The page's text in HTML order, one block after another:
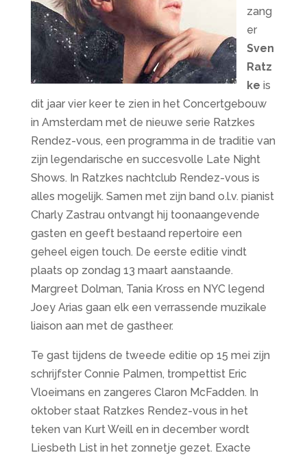
zang
er
Sven
Ratz
ke is
dit jaar vier keer te zien in het Concertgebouw
in Amsterdam met de nieuwe serie Ratzkes
Rendez-vous, een programma in de traditie van
zijn legendarische en succesvolle Late Night
Shows. In Ratzkes nachtclub Rendez-vous is
alles mogelijk. Samen met zijn band o.l.v. pianist
Charly Zastrau ontvangt hij toonaangevende
gasten en geeft bestaand repertoire een
geheel eigen touch. De eerste editie vindt
plaats op zondag 13 maart aanstaande.
Margreet Dolman, Tania Kross en NYC legend
Joey Arias gaan elk een verrassende muzikale
liaison aan met de gastheer.
Te gast tijdens de tweede editie op 15 mei zijn
schrijfster Connie Palmen, trompettist Eric
Vloeimans en zangeres Claron McFadden. In
oktober staat Ratzkes Rendez-vous in het
teken van Kurt Weill en in december wordt
Liesbeth List in het zonnetje gezet. Exacte